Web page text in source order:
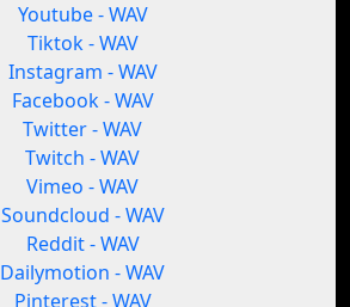
Youtube - WAV
Tiktok - WAV
Instagram - WAV
Facebook - WAV
Twitter - WAV
Twitch - WAV
Vimeo - WAV
Soundcloud - WAV
Reddit - WAV
Dailymotion - WAV
Pinterest - WAV